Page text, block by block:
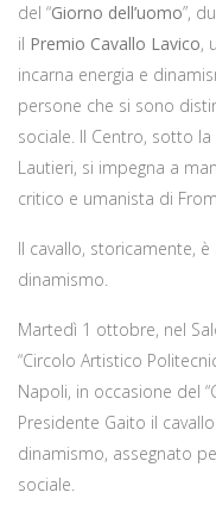
del “Giorno dell’uomo”,
il Premio Cavallo Lavico,
incarna energia e
persone che si sono
sociale. Il Centro, sotto
Lautieri, si impegna a
critico e umanista di
Il cavallo, storicamente,
dinamismo.
Martedì 1 ottobre, nel
“Circolo Artistico
Napoli, in occasione del
Presidente Gaito il
dinamismo, assegnato
sociale.